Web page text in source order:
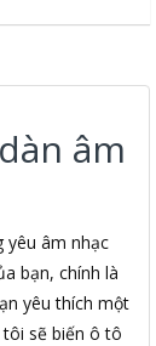
âm
yêu âm nhạc
bạn, chính là
yêu thích một
sẽ biến ô tô